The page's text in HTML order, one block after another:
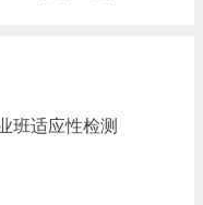
班适应性检测